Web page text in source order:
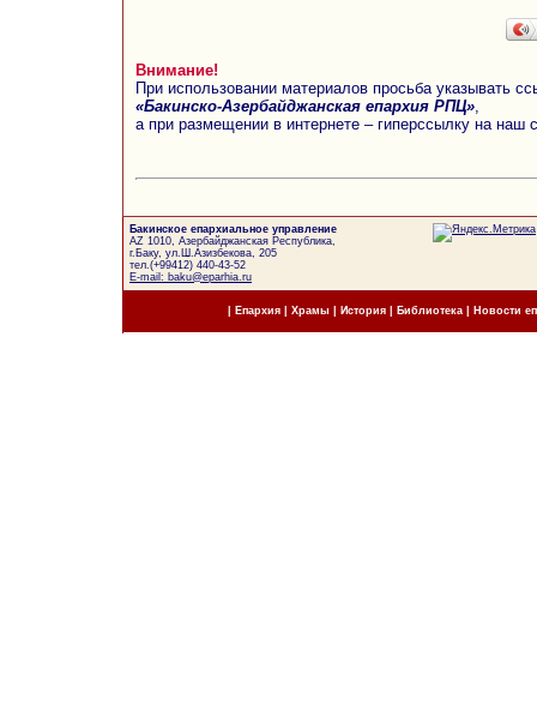
Внимание!
При использовании материалов просьба указывать
«Бакинско-Азербайджанская епархия РПЦ»
а при размещении в интернете – гиперссылку на наш
Бакинское епархиальное управление
AZ 1010, Азербайджанская Республика,
г.Баку, ул.Ш.Азизбекова, 205
тел.(+99412) 440-43-52
E-mail: baku@eparhia.ru
Епархия| Храмы История| Библиотека Новости